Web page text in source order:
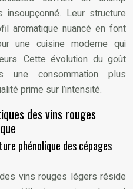
insoupçonné. Leur structure
aromatique nuancé en font
une cuisine moderne qui
Cette évolution du goût
une consommation plus
prime sur l’intensité.
des vins rouges
phénolique des cépages
vins rouges légers réside